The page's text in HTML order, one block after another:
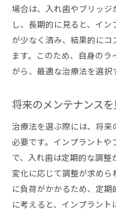
成功事例から見
失敗事例に学
患者の声を通じ
他の治療法と
インプラントの
入れ歯の装着と
ブリッジの固
両者の費用対効
生活スタイルに
素材の違いに
場合は、入れ歯やブリッ
し、長期的に見ると、イ
が少なく済み、結果的に
ます。このため、自身の
がら、最適な治療法を選択
将来のメンテナンス
治療法を選ぶ際には、将
必要です。インプラント
で、入れ歯は定期的な調
変化に応じて調整が求め
に負荷がかかるため、定
に考えると、インプラン